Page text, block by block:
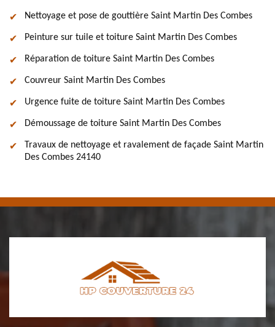
Nettoyage et pose de gouttière Saint Martin Des Combes
Peinture sur tuile et toiture Saint Martin Des Combes
Réparation de toiture Saint Martin Des Combes
Couvreur Saint Martin Des Combes
Urgence fuite de toiture Saint Martin Des Combes
Démoussage de toiture Saint Martin Des Combes
Travaux de nettoyage et ravalement de façade Saint Martin
Des Combes 24140